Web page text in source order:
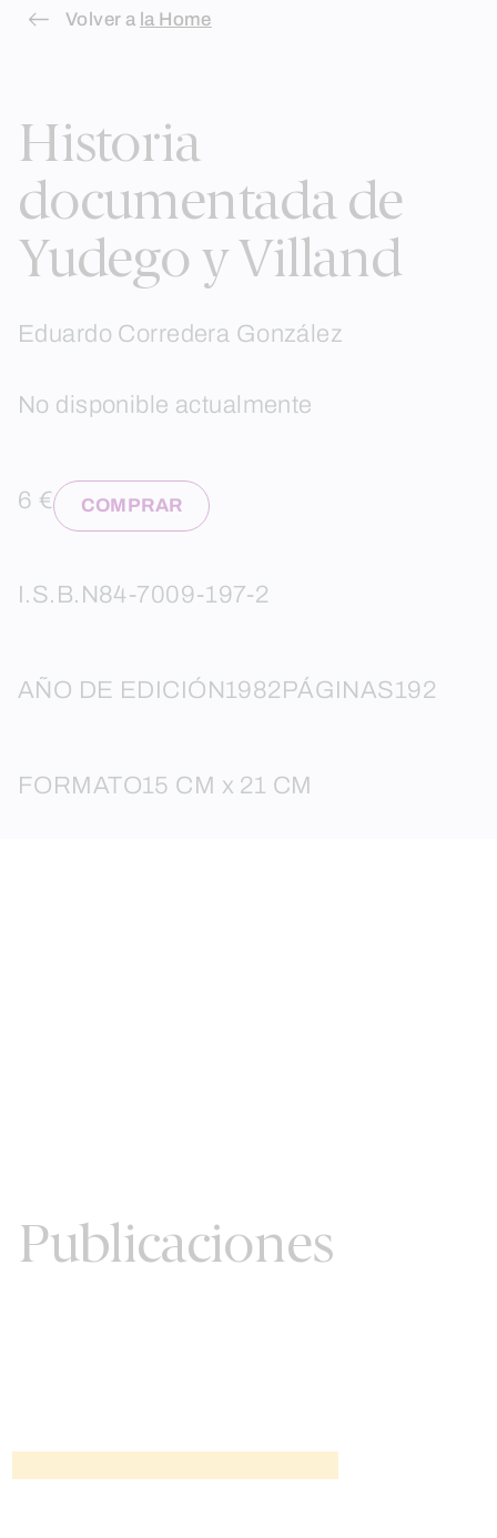
Skip
Volver a la Home
Historia
documentada de
Yudego y Villand
Eduardo Corredera González
No disponible actualmente
6 € COMPRAR
I.S.B.N84-7009-197-2
AÑO DE EDICIÓN1982PÁGINAS192
FORMATO15 CM x 21 CM
Publicaciones